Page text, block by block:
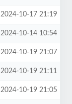
2024-10-17 21:19
2024-10-14 10:54
2024-10-19 21:07
2024-10-19 21:11
2024-10-19 21:05